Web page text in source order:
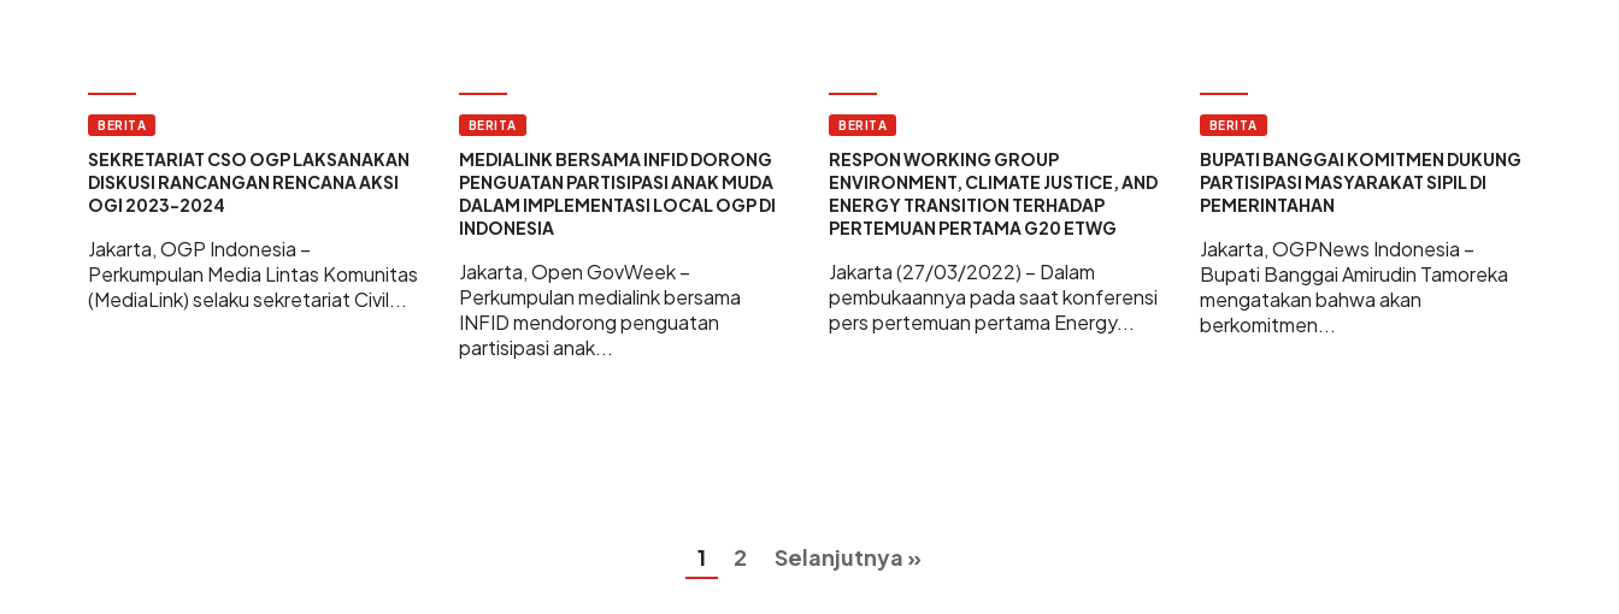
BERITA
SEKRETARIAT CSO OGP LAKSANAKAN
DISKUSI RANCANGAN RENCANA AKSI
OGI 2023-2024
Jakarta, OGP Indonesia –
Perkumpulan Media Lintas Komunitas
(MediaLink) selaku sekretariat Civil...
BERITA
MEDIALINK BERSAMA INFID DORONG
PENGUATAN PARTISIPASI ANAK MUDA
DALAM IMPLEMENTASI LOCAL OGP DI
INDONESIA
Jakarta, Open GovWeek –
Perkumpulan medialink bersama
INFID mendorong penguatan
partisipasi anak...
BERITA
RESPON WORKING GROUP
ENVIRONMENT, CLIMATE JUSTICE, AND
ENERGY TRANSITION TERHADAP
PERTEMUAN PERTAMA G20 ETWG
Jakarta (27/03/2022) – Dalam
pembukaannya pada saat konferensi
pers pertemuan pertama Energy...
BERITA
BUPATI BANGGAI KOMITMEN DUKUNG
PARTISIPASI MASYARAKAT SIPIL DI
PEMERINTAHAN
Jakarta, OGPNews Indonesia –
Bupati Banggai Amirudin Tamoreka
mengatakan bahwa akan
berkomitmen...
Posts
1 2 Selanjutnya »